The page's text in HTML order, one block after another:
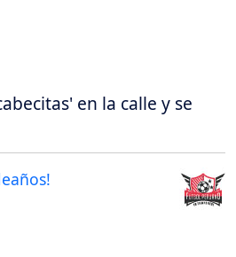
en la calle y se